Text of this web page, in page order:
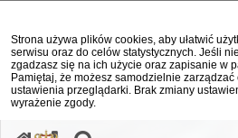
Strona używa plików cookies, aby ułatwić
serwisu oraz do celów statystycznych. Jeśli
zgadzasz się na ich użycie oraz zapisanie w
Pamiętaj, że możesz samodzielnie
ustawienia przeglądarki. Brak zmiany
wyrażenie zgody.